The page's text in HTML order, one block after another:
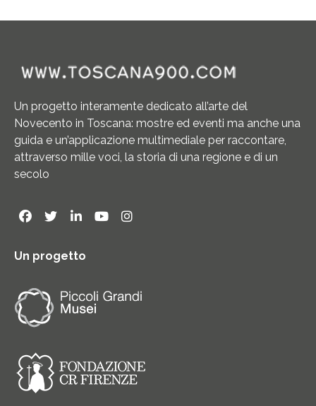
Un progetto interamente dedicato all’arte del
Novecento in Toscana: mostre ed eventi ma anche una
guida e un’applicazione multimediale per raccontare,
attraverso mille voci, la storia di una regione e di un
secolo
Un progetto